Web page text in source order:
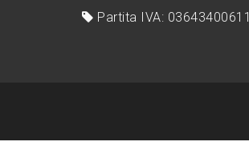
Partita IVA: 03643400611